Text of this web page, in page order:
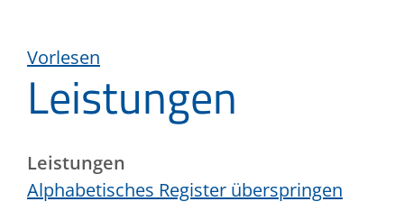
Vorlesen
Leistungen
Leistungen
Alphabetisches Register überspringen